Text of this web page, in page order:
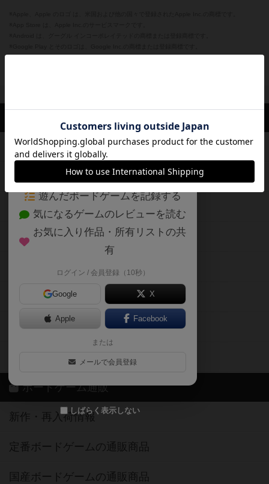
ボードゲームのプレイ履歴を記録し
て、
自分のデータを管理しませんか？
約75,000人がボドゲーマを利用中！
遊んだボードゲームを記録する
気になるゲームのレビューを読む
お気に入り作品・所有リストの共
有
ログイン / 会員登録（10秒）
Google X
Apple Facebook
または
メールで会員登録
しばらく表示しない
ボードゲームを検索する
ボードゲームの新着レビュー
ボードゲーム会情報
メカニクス特集
掲示板・トピックス
ボドとも・会員一覧
ボードゲーム業界コラム
ボドゲーマご利用案内
ボードゲーム通販
新作・再入荷情報
定番ボードゲームの通販商品
国産ボードゲームの通販商品